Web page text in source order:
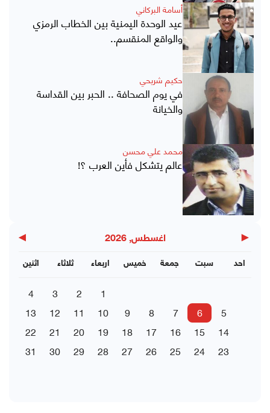
أسامة البركاني
عيد الوحدة اليمنية بين الخطاب الرمزي
والواقع المنقسم..
حكيم شريحي
في يوم الصحافة .. الحبر بين القداسة
والخيانة
محمد علي محسن
عالم يتشكل فأين العرب ؟!
◀ اغسطس, 2026 ▶
اثنين ثلاثاء اربعاء خميس جمعة سبت احد
1
2
3
4
5
6
7
8
9
10
11
12
13
14
15
16
17
18
19
20
21
22
23
24
25
26
27
28
29
30
31